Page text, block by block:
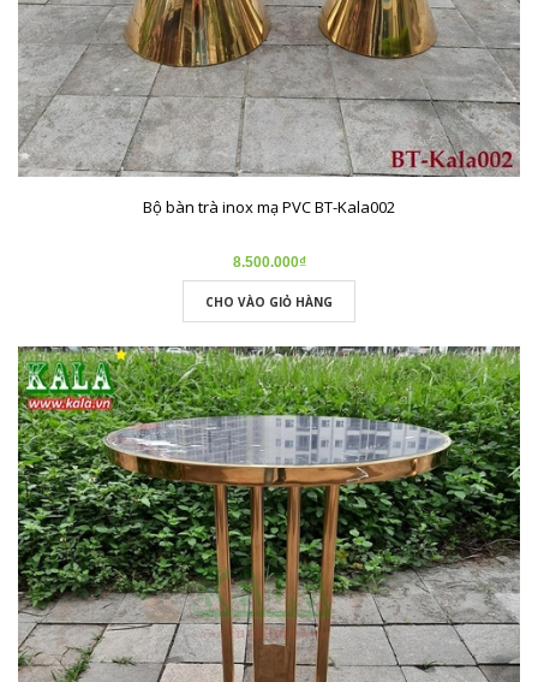
Bộ bàn trà inox mạ PVC BT-Kala002
8.500.000₫
CHO VÀO GIỎ HÀNG